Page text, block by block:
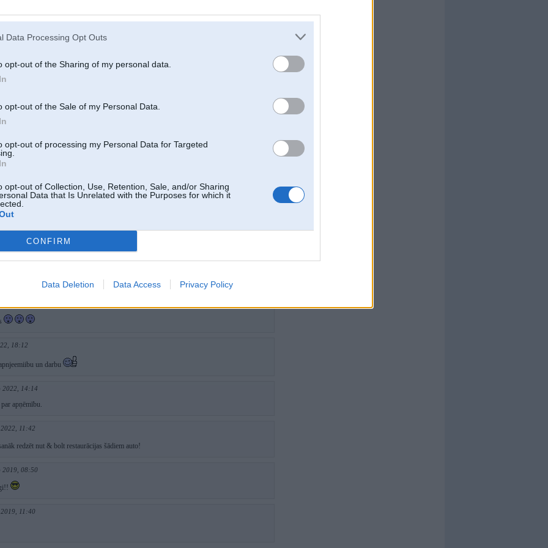
Data Processing Opt Outs
opt-out of the Sharing of my personal data.
opt-out of the Sale of my Personal Data.
opt-out of processing my Personal Data for Targeted
opt-out of Collection, Use, Retention, Sale, and/or Sharing
Data that Is Unrelated with the Purposes for which it
CONFIRM
Data Deletion Data Access Privacy Policy
gan labāk patika vnk sarkans, bet tiešām malacis
22:14
Sep 2022, 18:32
2022, 14:10
2022, 13:41
18:12
un darbu
2022, 14:14
apņēmību.
11:42
redzēt nut & bolt restaurācijas šādiem auto!
2019, 08:50
11:40